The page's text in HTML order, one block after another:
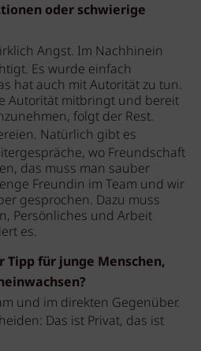
oder schwierige
Angst. Im Nachhinein
Es wurde einfach
hat auch mit Autorität zu tun.
Autorität mitbringt und bereit
folgt der Rest.
Natürlich gibt es
wo Freundschaft
das muss man sauber
Freundin im Team und wir
gesprochen. Dazu muss
Persönliches und Arbeit
es.
für junge Menschen,
und im direkten Gegenüber.
Das ist Privat, das ist